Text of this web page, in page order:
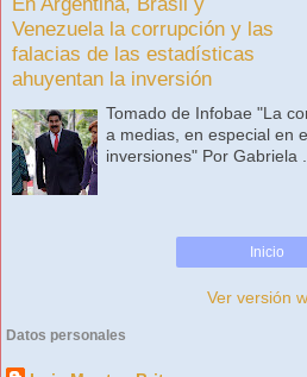
Venezuela la corrupción y las
falacias de las estadísticas
ahuyentan la inversión
Tomado de Infobae "La
a medias, en especial en
inversiones" Por Gabriela ...
Inicio
Ver versión
Datos personales